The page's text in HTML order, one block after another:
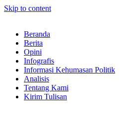
Skip to content
Beranda
Berita
Opini
Infografis
Informasi Kehumasan Politik
Analisis
Tentang Kami
Kirim Tulisan